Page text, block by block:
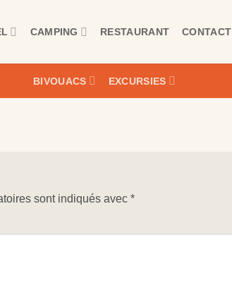
CAMPING RESTAURANT CONTACT
BIVOUACS EXCURSIES
sont indiqués avec *